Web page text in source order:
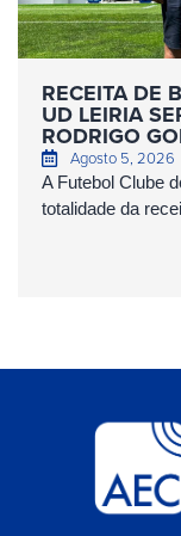
RECEITA DE
UD LEIRIA
RODRIGO
Agosto 5, 2026
A Futebol Clube
totalidade da